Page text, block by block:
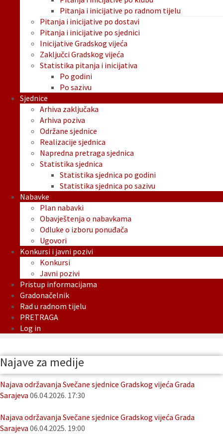
Pitanja i inicijative po radnom tijelu
Pitanja i inicijative po dostavi
Pitanja i inicijative po sjednici
Inicijative Gradskog vijeća
Zaključci Gradskog vijeća
Statistika pitanja i inicijativa
Po godini
Po sazivu
Sjednice
Arhiva zaključaka
Arhiva poziva
Održane sjednice
Realizacije sjednica
Napredna pretraga sjednica
Statistika sjednica
Statistika sjednica po godini
Statistika sjednica po sazivu
Nabavke
Plan nabavki
Obavještenja o nabavkama
Odluke o izboru ponuđača
Ugovori
Konkursi i javni pozivi
Konkursi
Javni pozivi
Pristup informacijama
Gradonačelnik
Rad u radnom tijelu
PRETRAGA
Log in
Najave za medije
Najava održavanja Svečane sjednice Gradskog vijeća Grada
Sarajeva 06.04.2026. 17:30
Najava održavanja Svečane sjednice Gradskog vijeća Grada
Sarajeva 06.04.2025. 19:00